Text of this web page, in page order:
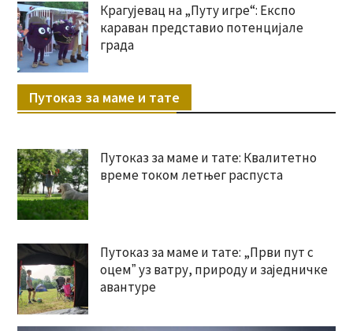
Крагујевац на „Путу игре“: Експо
караван представио потенцијале
града
Путоказ за маме и тате
Путоказ за маме и тате: Квалитетно
време током летњег распуста
Путоказ за маме и тате: „Први пут с
оцемˮ уз ватру, природу и заједничке
авантуре